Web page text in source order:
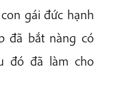
gái đức hạnh
đã bắt nàng có
đó đã làm cho